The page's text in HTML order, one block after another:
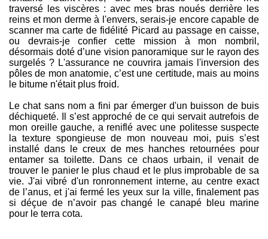
traversé les viscères : avec mes bras noués derrière les
reins et mon derme à l'envers, serais-je encore capable de
scanner ma carte de fidélité Picard au passage en caisse,
ou devrais-je confier cette mission à mon nombril,
désormais doté d’une vision panoramique sur le rayon des
surgelés ? L'assurance ne couvrira jamais l'inversion des
pôles de mon anatomie, c’est une certitude, mais au moins
le bitume n'était plus froid.
Le chat sans nom a fini par émerger d'un buisson de buis
déchiqueté. Il s’est approché de ce qui servait autrefois de
mon oreille gauche, a reniflé avec une politesse suspecte
la texture spongieuse de mon nouveau moi, puis s’est
installé dans le creux de mes hanches retournées pour
entamer sa toilette. Dans ce chaos urbain, il venait de
trouver le panier le plus chaud et le plus improbable de sa
vie. J'ai vibré d'un ronronnement interne, au centre exact
de l’anus, et j'ai fermé les yeux sur la ville, finalement pas
si déçue de n’avoir pas changé le canapé bleu marine
pour le terra cota.